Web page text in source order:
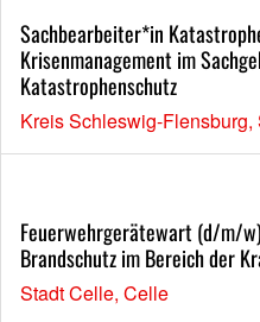
Sachbearbeiter*in
Krisenmanagement im
Katastrophenschutz
Kreis Schleswig-Flensburg,
Feuerwehrgerätewart (d/m/
Brandschutz im Bereich der
Stadt Celle, Celle